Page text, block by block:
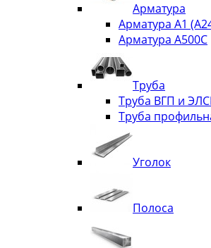
Арматура
Арматура А1
Арматура А500С
Труба
Труба ВГП и
Труба
Уголок
Полоса